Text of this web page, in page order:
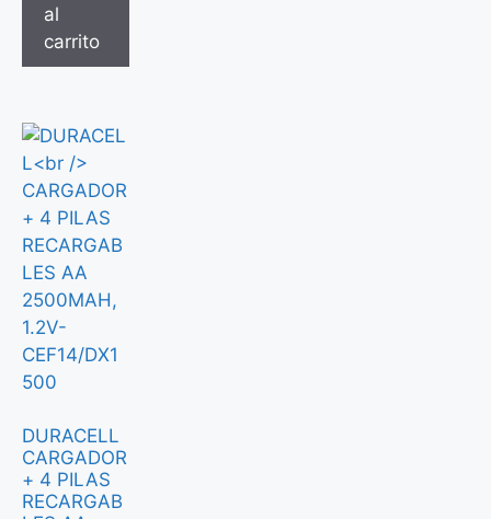
al
carrito
DURACELL
CARGADOR
+ 4 PILAS
RECARGAB